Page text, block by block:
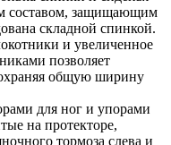
составом, защищающим
складной спинкой.
и увеличенное
позволяет
общую ширину
для ног и упорами
на протекторе,
тормоза слева и